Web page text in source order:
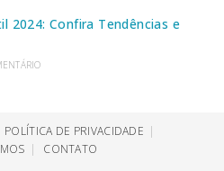
2024: Confira Tendências e
POLÍTICA DE PRIVACIDADE
CONTATO